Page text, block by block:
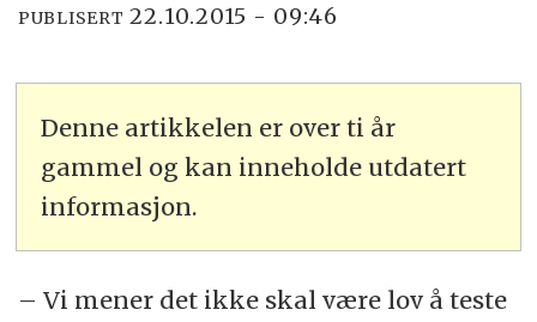
PUBLISERT 22.10.2015 - 09:46
Denne artikkelen er over ti år
gammel og kan inneholde utdatert
informasjon.
– Vi mener det ikke skal være lov å teste